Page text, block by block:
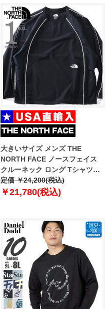
大きいサイズ メンズ THE
NORTH FACE ノースフェイス
クルーネック ロング Tシャツ
DYNAMO CREWNECK USA直輸
入 nm5mr54j
定価 ￥24,200(税込)
￥21,780(税込)